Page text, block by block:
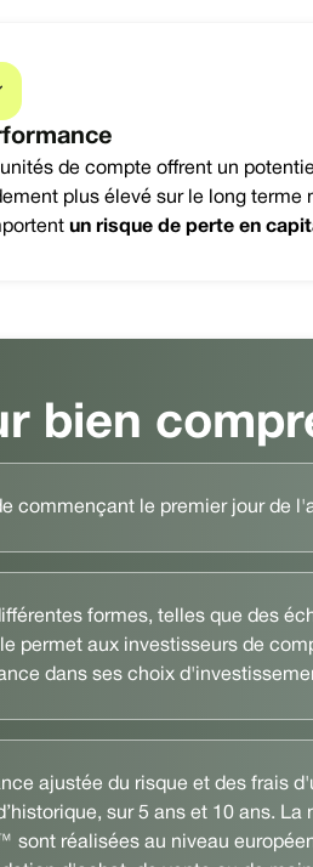
de compte offrent un
plus élevé sur le long terme
un risque de perte en
bien
commençant le premier jour
formes, telles que des
permet aux investisseurs de
dans ses choix
ajustée du risque et des frais
sur 5 ans et 10 ans.
réalisées au niveau